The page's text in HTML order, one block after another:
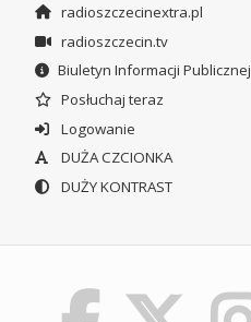
radioszczecinextra.pl
radioszczecin.tv
Biuletyn Informacji Publicznej
Posłuchaj teraz
Logowanie
DUŻA CZCIONKA
DUŻY KONTRAST